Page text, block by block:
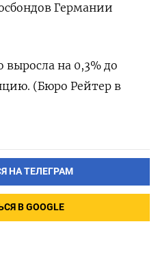
Германии
выросла на 0,3% до
(Бюро Рейтер в
НА ТЕЛЕГРАМ
В GOOGLE